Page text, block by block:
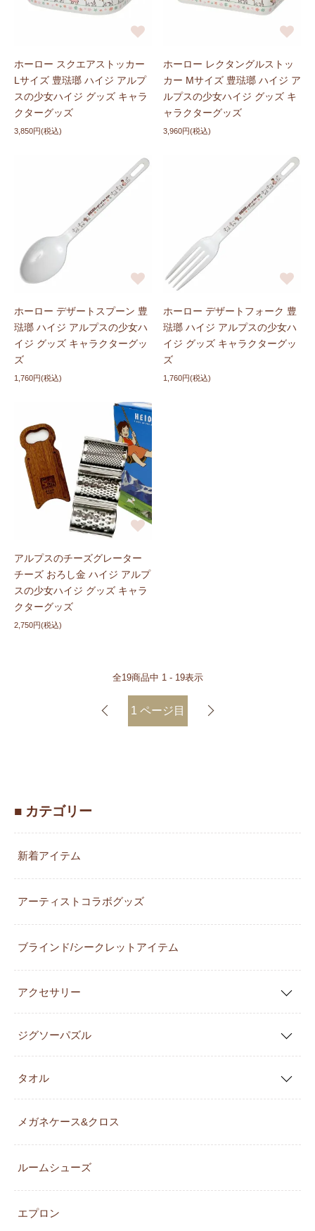
ホーロー スクエアストッカー
Lサイズ 豊琺瑯 ハイジ アルプ
スの少女ハイジ グッズ キャラ
クターグッズ
3,850円(税込)
ホーロー レクタングルストッ
カー Mサイズ 豊琺瑯 ハイジ ア
ルプスの少女ハイジ グッズ キ
ャラクターグッズ
3,960円(税込)
ホーロー デザートスプーン 豊
琺瑯 ハイジ アルプスの少女ハ
イジ グッズ キャラクターグッ
ズ
1,760円(税込)
ホーロー デザートフォーク 豊
琺瑯 ハイジ アルプスの少女ハ
イジ グッズ キャラクターグッ
ズ
1,760円(税込)
アルプスのチーズグレーター
チーズ おろし金 ハイジ アルプ
スの少女ハイジ グッズ キャラ
クターグッズ
2,750円(税込)
全19商品中 1 - 19表示
1 ページ目
■ カテゴリー
新着アイテム
アーティストコラボグッズ
ブラインド/シークレットアイテム
アクセサリー
ジグソーパズル
タオル
メガネケース&クロス
ルームシューズ
エプロン